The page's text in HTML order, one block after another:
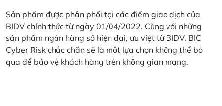
Sản phẩm được phân phối tại các điểm giao dịch của
BIDV chính thức từ ngày 01/04/2022. Cùng với những
sản phẩm ngân hàng số hiện đại, ưu việt từ BIDV, BIC
Cyber Risk chắc chắn sẽ là một lựa chọn không thể bỏ
qua để bảo vệ khách hàng trên không gian mạng.